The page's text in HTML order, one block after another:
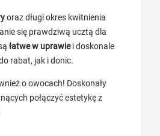
oraz długi okres kwitnienia
się prawdziwą ucztą dla
łatwe w uprawiei doskonale
rabat, jak i donic.
o owocach! Doskonały
połączyć estetykę z